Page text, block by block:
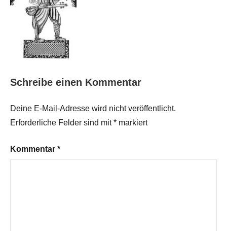
Schreibe einen Kommentar
Deine E-Mail-Adresse wird nicht veröffentlicht.
Erforderliche Felder sind mit* markiert
Kommentar *